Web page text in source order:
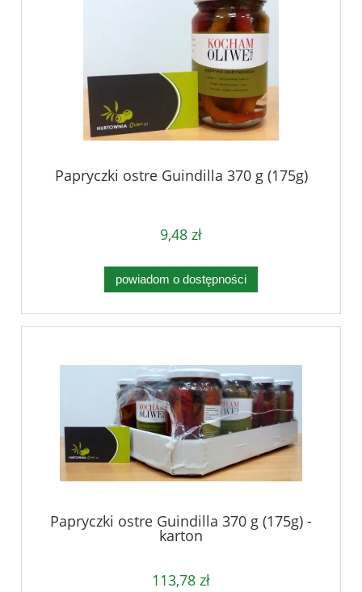
Papryczki ostre Guindilla 370 g (175g)
9,48 zł
powiadom o dostępności
Papryczki ostre Guindilla 370 g (175g) -
karton
113,78 zł